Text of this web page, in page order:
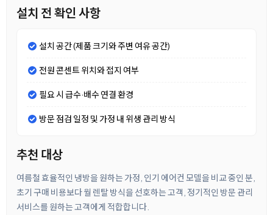
설치 전 확인 사항
설치 공간 (제품 크기와 주변 여유 공간)
전원 콘센트 위치와 접지 여부
필요 시 급수·배수 연결 환경
방문 점검 일정 및 가정 내 위생 관리 방식
추천 대상
여름철 효율적인 냉방을 원하는 가정, 인기 에어컨 모델을 비교 중인 분,
초기 구매 비용보다 월 렌탈 방식을 선호하는 고객, 정기적인 방문 관리
서비스를 원하는 고객에게 적합합니다.